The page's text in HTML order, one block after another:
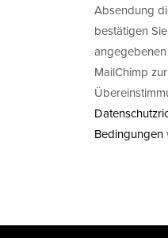
Absendung
bestätigen
MailChimp
Bedingungen